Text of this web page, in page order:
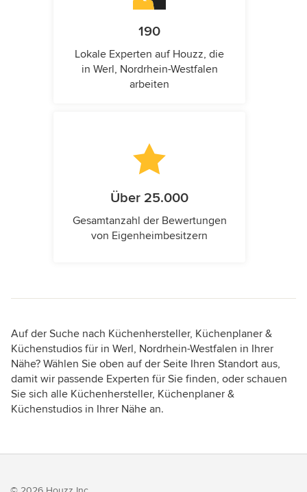
190
Lokale Experten auf Houzz, die
in Werl, Nordrhein-Westfalen
arbeiten
Über 25.000
Gesamtanzahl der Bewertungen
von Eigenheimbesitzern
Auf der Suche nach Küchenhersteller, Küchenplaner &
Küchenstudios für in Werl, Nordrhein-Westfalen in Ihrer
Nähe? Wählen Sie oben auf der Seite Ihren Standort aus,
damit wir passende Experten für Sie finden, oder schauen
Sie sich alle Küchenhersteller, Küchenplaner &
Küchenstudios in Ihrer Nähe an.